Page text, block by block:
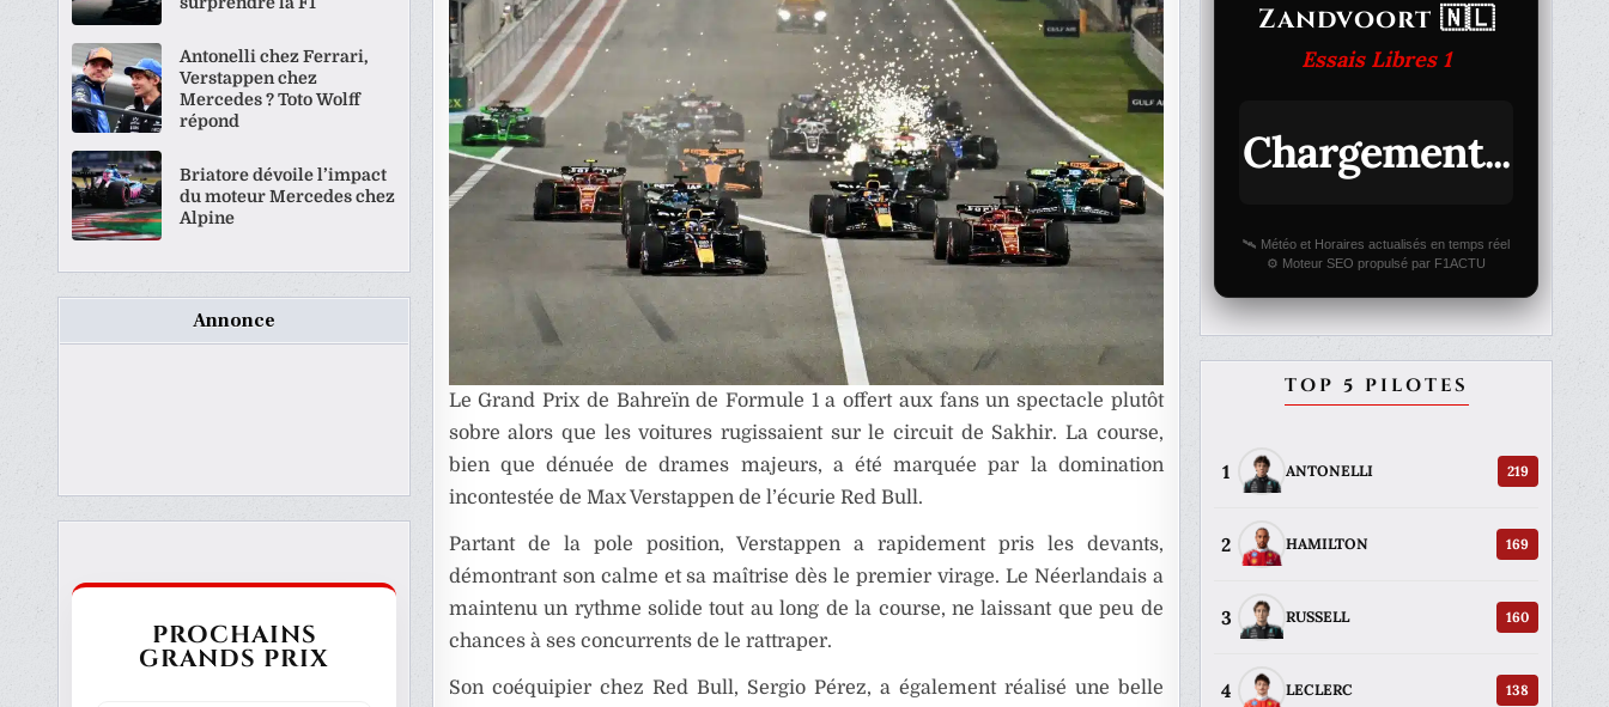
Le Grand Prix de Bahreïn de Formule 1 a offert aux fans un spectacle plutôt
sobre alors que les voitures rugissaient sur le circuit de Sakhir. La course,
bien que dénuée de drames majeurs, a été marquée par la domination
incontestée de Max Verstappen de l’écurie Red Bull.
Partant de la pole position, Verstappen a rapidement pris les devants,
démontrant son calme et sa maîtrise dès le premier virage. Le Néerlandais a
maintenu un rythme solide tout au long de la course, ne laissant que peu de
chances à ses concurrents de le rattraper.
Son coéquipier chez Red Bull, Sergio Pérez, a également réalisé une belle
Antonelli chez Ferrari,
Verstappen chez
Mercedes ? Toto Wolff
répond
Briatore dévoile l’impact
du moteur Mercedes chez
Alpine
Annonce
PROCHAINS
GRANDS PRIX
Zandvoort 🇳🇱
Essais Libres 1
Chargement...
🛰️ Météo et Horaires actualisés en temps réel
⚙️ Moteur SEO propulsé par F1ACTU
TOP 5 PILOTES
1 ANTONELLI 219
2 HAMILTON 169
3 RUSSELL 160
4 LECLERC 138